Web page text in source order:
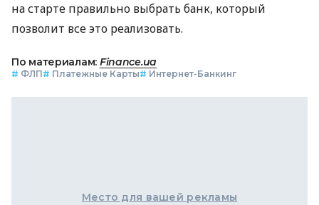
на старте правильно выбрать банк, который
позволит все это реализовать.
По материалам: Finance.ua
# ФЛП# Платежные Карты# Интернет-Банкинг
Место для вашей рекламы